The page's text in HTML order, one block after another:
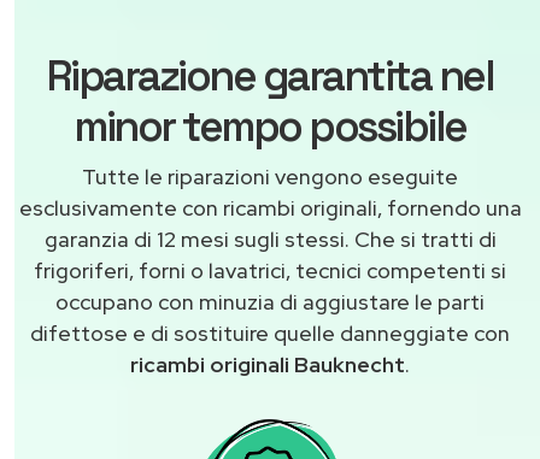
Riparazione garantita nel
minor tempo possibile
Tutte le riparazioni vengono eseguite
esclusivamente con ricambi originali, fornendo una
garanzia di 12 mesi sugli stessi. Che si tratti di
frigoriferi, forni o lavatrici, tecnici competenti si
occupano con minuzia di aggiustare le parti
difettose e di sostituire quelle danneggiate con
ricambi originali Bauknecht.